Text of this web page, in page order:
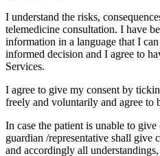
I understand the risks,
telemedicine consultation. I have
information in a language that I
informed decision and I agree to
Services.
I agree to give my consent by
freely and voluntarily and agree to
In case the patient is unable to
guardian /representative shall give
and accordingly all